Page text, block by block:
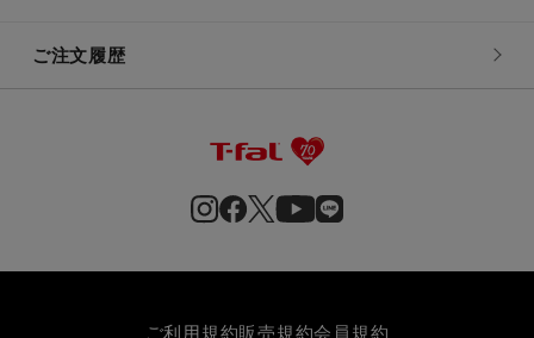
ご注文履歴
ご利用規約販売規約会員規約